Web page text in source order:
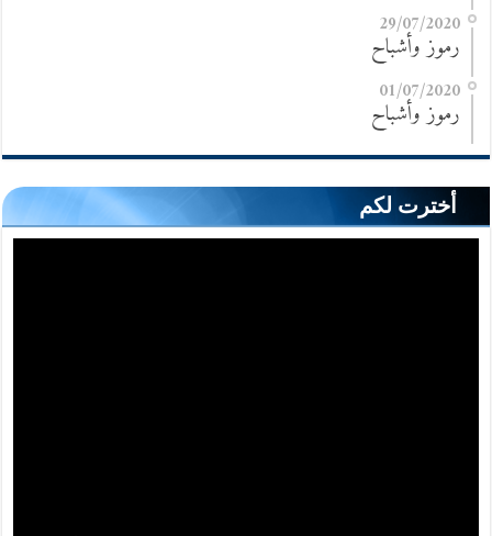
29/07/2020
رموز وأشباح
01/07/2020
رموز وأشباح
أخترت لكم